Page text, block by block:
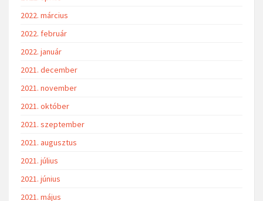
2022. március
2022. február
2022. január
2021. december
2021. november
2021. október
2021. szeptember
2021. augusztus
2021. július
2021. június
2021. május